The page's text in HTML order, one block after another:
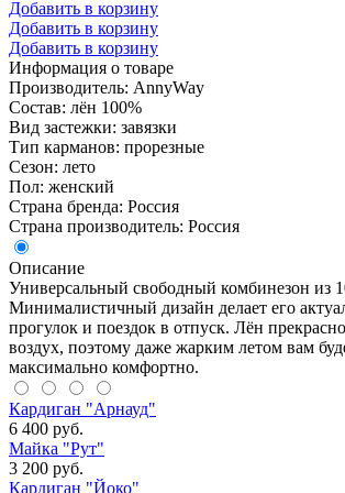
Добавить в корзину
Добавить в корзину
Добавить в корзину
Информация о товаре
Производитель: AnnyWay
Состав: лён 100%
Вид застежки: завязки
Тип карманов: прорезные
Сезон: лето
Пол: женский
Страна бренда: Россия
Страна производитель: Россия
Описание
Универсальный свободный комбинезон из
Минималистичный дизайн делает его
прогулок и поездок в отпуск. Лён
воздух, поэтому даже жарким летом вам
максимально комфортно.
Кардиган "Арнауд"
6 400 руб.
Майка "Рут"
3 200 руб.
Кардиган "Йоко"